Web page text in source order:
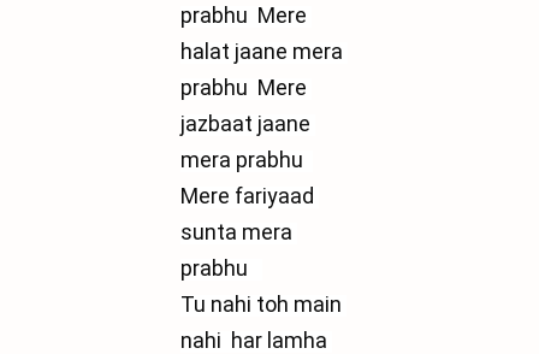
prabhu  Mere
halat jaane mera
prabhu  Mere
jazbaat jaane
mera prabhu
Mere fariyaad
sunta mera
prabhu
Tu nahi toh main
nahi  har lamha